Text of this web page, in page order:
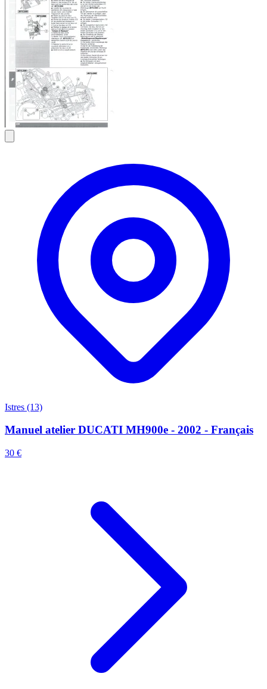
Istres (13)
Manuel atelier DUCATI MH900e - 2002 - Français
30 €